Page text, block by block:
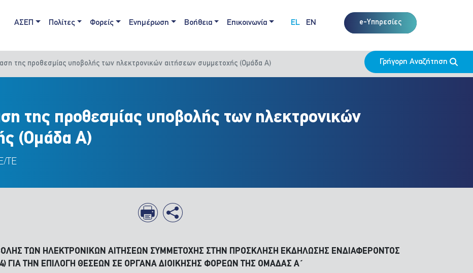
Main navigation
ΑΣΕΠ Πολίτες Φορείς Ενημέρωση Βοήθεια Επικοινωνία EL EN e-Υπηρεσίες
της προθεσμίας υποβολής των ηλεκτρονικών αιτήσεων συμμετοχής (Ομάδα Α) Γρήγορη Αναζήτηση
της προθεσμίας υποβολής των ηλεκτρονικών
(Ομάδα Α)
ΤΕ
ΤΩΝ ΗΛΕΚΤΡΟΝΙΚΩΝ ΑΙΤΗΣΕΩΝ ΣΥΜΜΕΤΟΧΗΣ ΣΤΗΝ ΠΡΟΣΚΛΗΣΗ ΕΚΔΗΛΩΣΗΣ ΕΝΔΙΑΦΕΡΟΝΤΟΣ
ΓΙΑ ΤΗΝ ΕΠΙΛΟΓΗ ΘΕΣΕΩΝ ΣΕ ΟΡΓΑΝΑ ΔΙΟΙΚΗΣΗΣ ΦΟΡΕΩΝ ΤΗΣ ΟΜΑΔΑΣ Α΄